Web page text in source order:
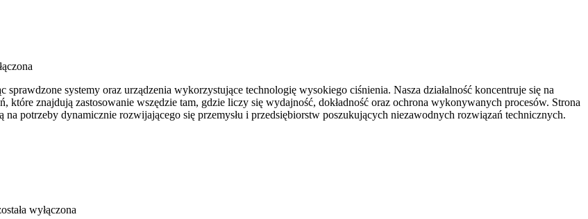
systemy oraz urządzenia wykorzystujące technologię wysokiego ciśnienia. Nasza działalność koncentruje się na
znajdują zastosowanie wszędzie tam, gdzie liczy się wydajność, dokładność oraz ochrona wykonywanych procesów. Strona
potrzeby dynamicznie rozwijającego się przemysłu i przedsiębiorstw poszukujących niezawodnych rozwiązań technicznych.
wyłączona